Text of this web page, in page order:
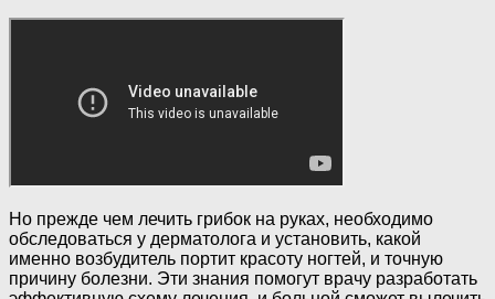
Но прежде чем лечить грибок на руках, необходимо
обследоваться у дерматолога и установить, какой
именно возбудитель портит красоту ногтей, и точную
причину болезни. Эти знания помогут врачу разработать